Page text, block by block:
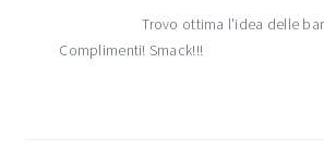
Trovo ottima l'idea delle
Complimenti! Smack!!!